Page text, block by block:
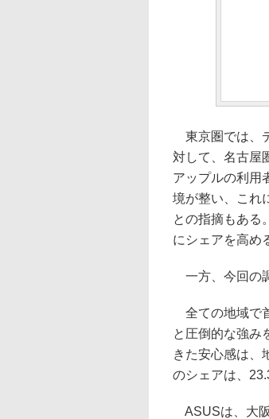
東京圏では、
対して、名古屋
アップルの利用
境が整い、これ
との指摘もある
にシェアを高め
一方、今回の
全ての地域で
と圧倒的な強み
きた安心感は、
のシェアは、
ASUSは、大